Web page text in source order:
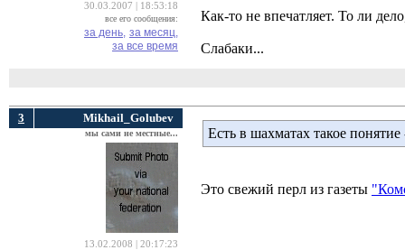
30.03.2007 | 18:53:18
все его сообщения:
за день, за месяц,
за все время
Как-то не впечатляет. То ли
Слабаки...
3 Mikhail_Golubev
мы сами не местные...
13.02.2008 | 20:17:23
Есть в шахматах такое
Это свежий перл из газеты